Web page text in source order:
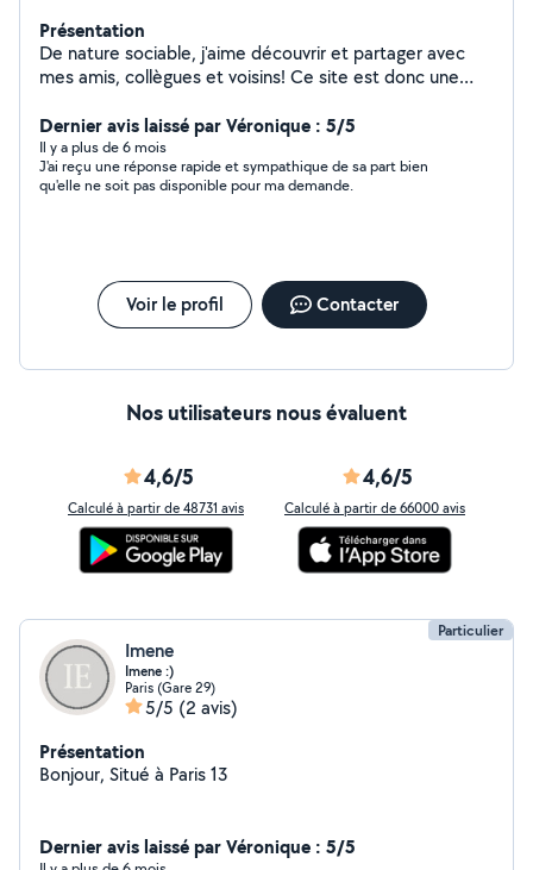
Présentation
De nature sociable, j'aime découvrir et partager avec
mes amis, collègues et voisins! Ce site est donc une
Dernier avis laissé par Véronique : 5/5
Il y a plus de 6 mois
J'ai reçu une réponse rapide et sympathique de sa part bien
qu'elle ne soit pas disponible pour ma demande.
Voir le profil Contacter
Nos utilisateurs nous évaluent
4,6/5
Calculé à partir de 48731 avis
4,6/5
Calculé à partir de 66000 avis
Particulier
Imene
Imene :)
Paris (Gare 29)
5/5 (2 avis)
Présentation
Bonjour, Situé à Paris 13
Dernier avis laissé par Véronique : 5/5